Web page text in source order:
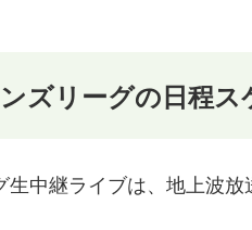
ズリーグの日程ス
中継ライブは、地上波放